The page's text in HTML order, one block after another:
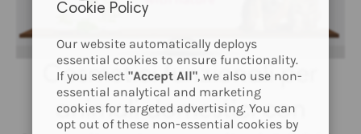
Cosmetici funzionali per
animali domestici con
Cookie Policy
Our website automatically deploys
essential cookies to ensure functionality.
If you select "Accept All", we also use non-
essential analytical and marketing
cookies for targeted advertising. You can
opt out of these non-essential cookies by